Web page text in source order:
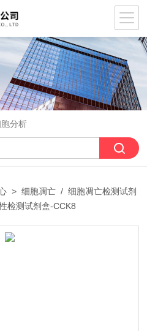
分析
>细胞凋亡 /细胞凋亡检测试剂
检测试剂盒-CCK8